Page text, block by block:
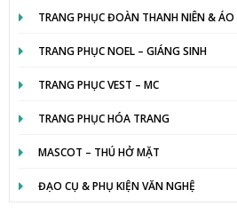
TRANG PHỤC ĐOÀN THANH NIÊN &
TRANG PHỤC NOEL – GIÁNG SINH
TRANG PHỤC VEST – MC
TRANG PHỤC HÓA TRANG
MASCOT – THÚ HỞ MẶT
ĐẠO CỤ & PHỤ KIỆN VĂN NGHỆ